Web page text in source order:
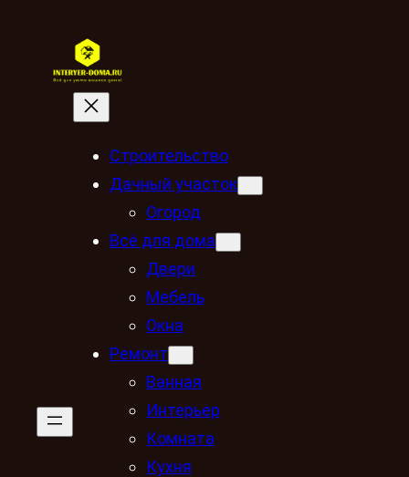
Строительство
Дачный участок
Огород
Всё для дома
Двери
Мебель
Окна
Ремонт
Ванная
Интерьер
Комната
Кухня